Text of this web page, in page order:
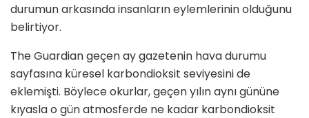
durumun arkasında insanların eylemlerinin olduğunu
belirtiyor.
The Guardian geçen ay gazetenin hava durumu
sayfasına küresel karbondioksit seviyesini de
eklemişti. Böylece okurlar, geçen yılın aynı gününe
kıyasla o gün atmosferde ne kadar karbondioksit